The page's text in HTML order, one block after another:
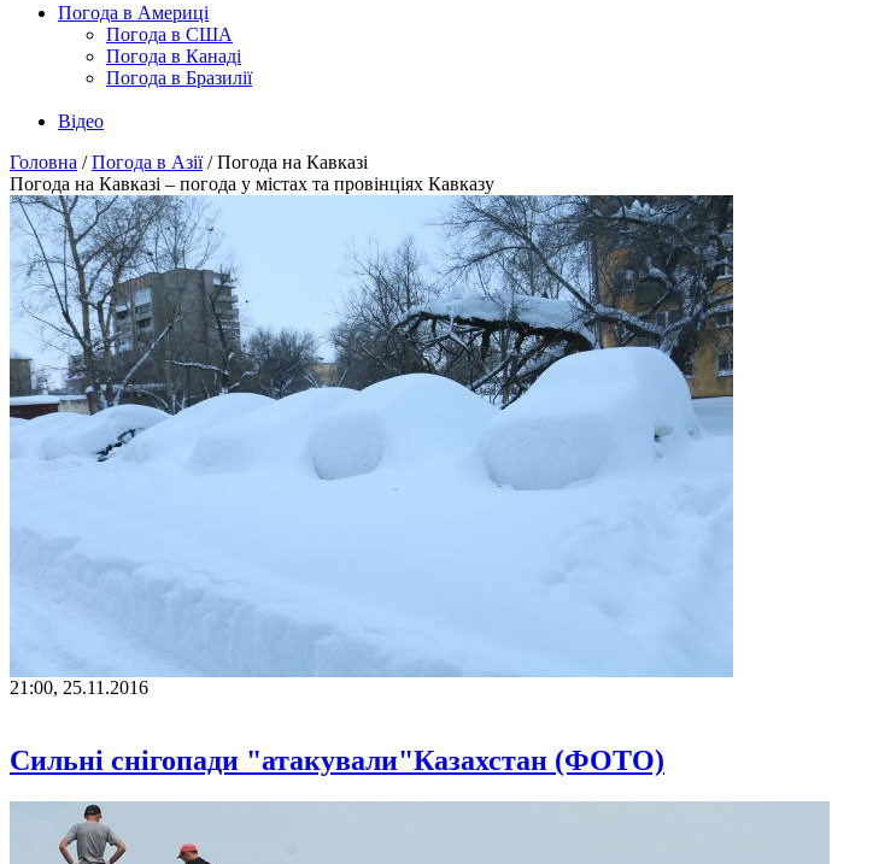
Погода в Америці
Погода в США
Погода в Канаді
Погода в Бразилії
Відео
Головна /Погода в Азії/ Погода на Кавказі
Погода на Кавказі – погода у містах та провінціях Кавказу
21:00, 25.11.2016
Сильні снігопади "атакували"Казахстан (ФОТО)